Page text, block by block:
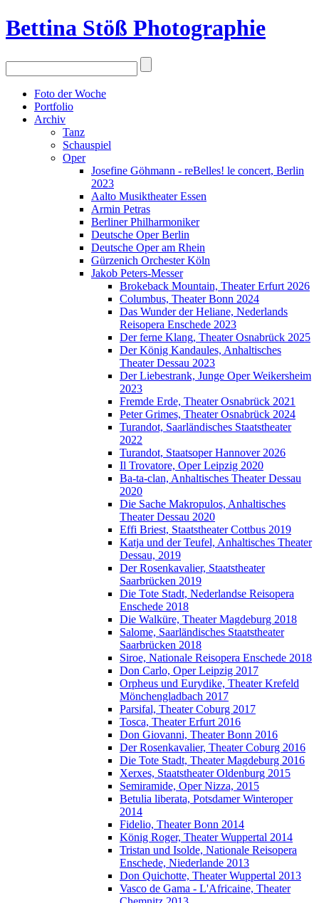
Bettina Stöß Photographie
Foto der Woche
Portfolio
Archiv
Tanz
Schauspiel
Oper
Josefine Göhmann - reBelles! le concert, Berlin
2023
Aalto Musiktheater Essen
Armin Petras
Berliner Philharmoniker
Deutsche Oper Berlin
Deutsche Oper am Rhein
Gürzenich Orchester Köln
Jakob Peters-Messer
Brokeback Mountain, Theater Erfurt 2026
Columbus, Theater Bonn 2024
Das Wunder der Heliane, Nederlands
Reisopera Enschede 2023
Der ferne Klang, Theater Osnabrück 2025
Der König Kandaules, Anhaltisches
Theater Dessau 2023
Der Liebestrank, Junge Oper Weikersheim
2023
Fremde Erde, Theater Osnabrück 2021
Peter Grimes, Theater Osnabrück 2024
Turandot, Saarländisches Staatstheater
2022
Turandot, Staatsoper Hannover 2026
Il Trovatore, Oper Leipzig 2020
Ba-ta-clan, Anhaltisches Theater Dessau
2020
Die Sache Makropulos, Anhaltisches
Theater Dessau 2020
Effi Briest, Staatstheater Cottbus 2019
Katja und der Teufel, Anhaltisches Theater
Dessau, 2019
Der Rosenkavalier, Staatstheater
Saarbrücken 2019
Die Tote Stadt, Nederlandse Reisopera
Enschede 2018
Die Walküre, Theater Magdeburg 2018
Salome, Saarländisches Staatstheater
Saarbrücken 2018
Siroe, Nationale Reisopera Enschede 2018
Don Carlo, Oper Leipzig 2017
Orpheus und Eurydike, Theater Krefeld
Mönchengladbach 2017
Parsifal, Theater Coburg 2017
Tosca, Theater Erfurt 2016
Don Giovanni, Theater Bonn 2016
Der Rosenkavalier, Theater Coburg 2016
Die Tote Stadt, Theater Magdeburg 2016
Xerxes, Staatstheater Oldenburg 2015
Semiramide, Oper Nizza, 2015
Betulia liberata, Potsdamer Winteroper
2014
Fidelio, Theater Bonn 2014
König Roger, Theater Wuppertal 2014
Tristan und Isolde, Nationale Reisopera
Enschede, Niederlande 2013
Don Quichotte, Theater Wuppertal 2013
Vasco de Gama - L'Africaine, Theater